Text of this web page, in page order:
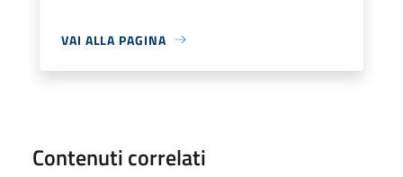
VAI ALLA PAGINA
Contenuti correlati